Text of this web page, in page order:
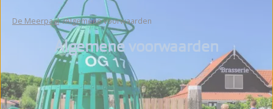
De Meerpaal Algemene voorwaarden
Algemene voorwaarden